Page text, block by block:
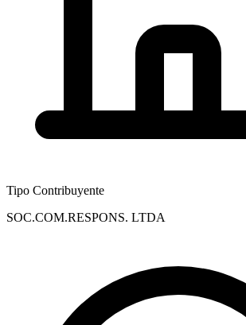
Tipo Contribuyente
SOC.COM.RESPONS. LTDA